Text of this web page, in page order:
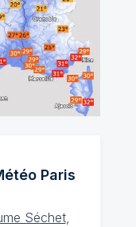
Paris
Séchet,